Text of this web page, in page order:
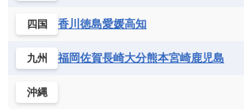
フランス領ギアナ
ベネズエラ
ベリーズ
ボリビア
メキシコ
チュニジア
ナミビア
ニジェール
ブルキ
マダガスカル
四国 香川 徳島愛媛高知
九州 福岡佐賀長崎大分熊本宮崎鹿児島
沖縄